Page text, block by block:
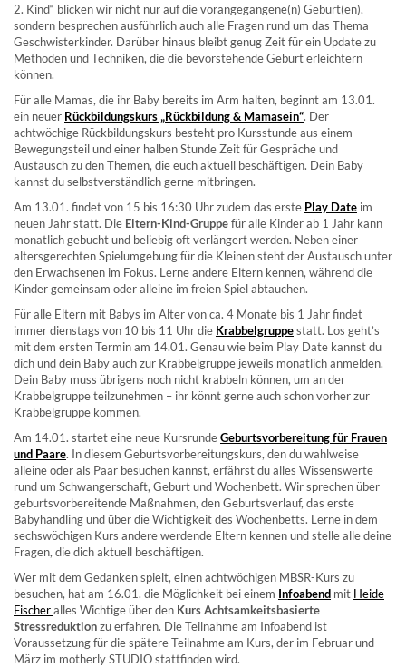
2. Kind“ blicken wir nicht nur auf die vorangegangene(n) Geburt(en),
sondern besprechen ausführlich auch alle Fragen rund um das Thema
Geschwisterkinder. Darüber hinaus bleibt genug Zeit für ein Update zu
Methoden und Techniken, die die bevorstehende Geburt erleichtern
können.
Für alle Mamas, die ihr Baby bereits im Arm halten, beginnt am 13.01.
ein neuer Rückbildungskurs „Rückbildung & Mamasein“. Der
achtwöchige Rückbildungskurs besteht pro Kursstunde aus einem
Bewegungsteil und einer halben Stunde Zeit für Gespräche und
Austausch zu den Themen, die euch aktuell beschäftigen. Dein Baby
kannst du selbstverständlich gerne mitbringen.
Am 13.01. findet von 15 bis 16:30 Uhr zudem das erste Play Date im
neuen Jahr statt. Die Eltern-Kind-Gruppefür alle Kinder ab 1 Jahr kann
monatlich gebucht und beliebig oft verlängert werden. Neben einer
altersgerechten Spielumgebung für die Kleinen steht der Austausch unter
den Erwachsenen im Fokus. Lerne andere Eltern kennen, während die
Kinder gemeinsam oder alleine im freien Spiel abtauchen.
Für alle Eltern mit Babys im Alter von ca. 4 Monate bis 1 Jahr findet
immer dienstags von 10 bis 11 Uhr die Krabbelgruppestatt. Los geht’s
mit dem ersten Termin am 14.01. Genau wie beim Play Date kannst du
dich und dein Baby auch zur Krabbelgruppe jeweils monatlich anmelden.
Dein Baby muss übrigens noch nicht krabbeln können, um an der
Krabbelgruppe teilzunehmen – ihr könnt gerne auch schon vorher zur
Krabbelgruppe kommen.
Am 14.01. startet eine neue KursrundeGeburtsvorbereitung für Frauen
und Paare. In diesem Geburtsvorbereitungskurs, den du wahlweise
alleine oder als Paar besuchen kannst, erfährst du alles Wissenswerte
rund um Schwangerschaft, Geburt und Wochenbett. Wir sprechen über
geburtsvorbereitende Maßnahmen, den Geburtsverlauf, das erste
Babyhandling und über die Wichtigkeit des Wochenbetts. Lerne in dem
sechswöchigen Kurs andere werdende Eltern kennen und stelle alle deine
Fragen, die dich aktuell beschäftigen.
Wer mit dem Gedanken spielt, einen achtwöchigen MBSR-Kurs zu
besuchen, hat am 16.01. die Möglichkeit bei einem Infoabend mit Heide
Fischeralles Wichtige über den Kurs Achtsamkeitsbasierte
Stressreduktionzu erfahren. Die Teilnahme am Infoabend ist
Voraussetzung für die spätere Teilnahme am Kurs, der im Februar und
März im motherly STUDIO stattfinden wird.